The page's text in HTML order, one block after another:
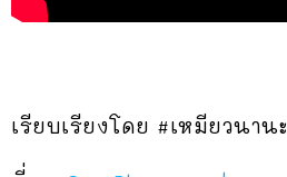
เรียบเรียงโดย #เหมียวนานะ